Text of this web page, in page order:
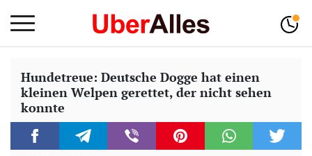
Hundetreue: Deutsche Dogge hat einen
kleinen Welpen gerettet, der nicht sehen
konnte